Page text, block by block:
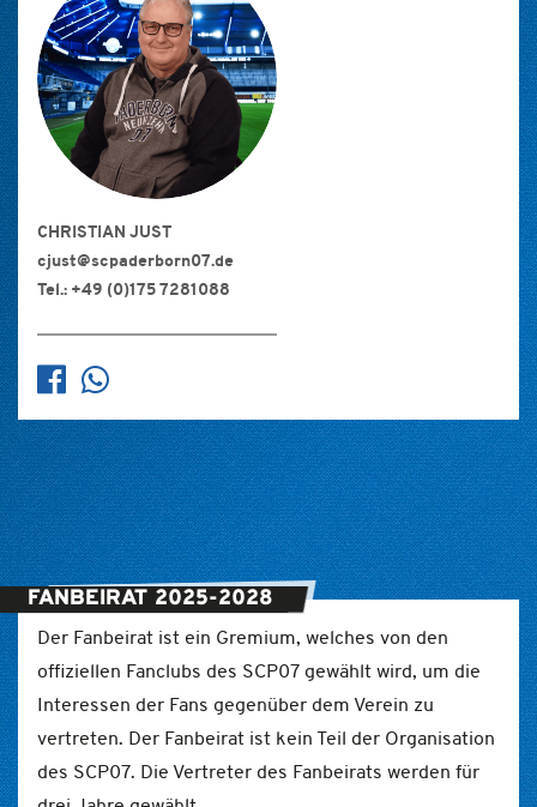
CHRISTIAN JUST
cjust@scpaderborn07.de
Tel.: +49 (0)175 7281088
FANBEIRAT 2025-2028
Der Fanbeirat ist ein Gremium, welches von den
offiziellen Fanclubs des SCP07 gewählt wird, um die
Interessen der Fans gegenüber dem Verein zu
vertreten. Der Fanbeirat ist kein Teil der Organisation
des SCP07. Die Vertreter des Fanbeirats werden für